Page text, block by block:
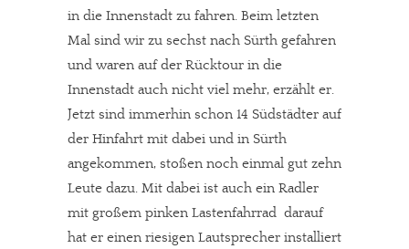
in die Innenstadt zu fahren. Beim letzten
Mal sind wir zu sechst nach Sürth gefahren
und waren auf der Rücktour in die
Innenstadt auch nicht viel mehr, erzählt er.
Jetzt sind immerhin schon 14 Südstädter auf
der Hinfahrt mit dabei und in Sürth
angekommen, stoßen noch einmal gut zehn
Leute dazu. Mit dabei ist auch ein Radler
mit großem pinken Lastenfahrrad  darauf
hat er einen riesigen Lautsprecher installiert